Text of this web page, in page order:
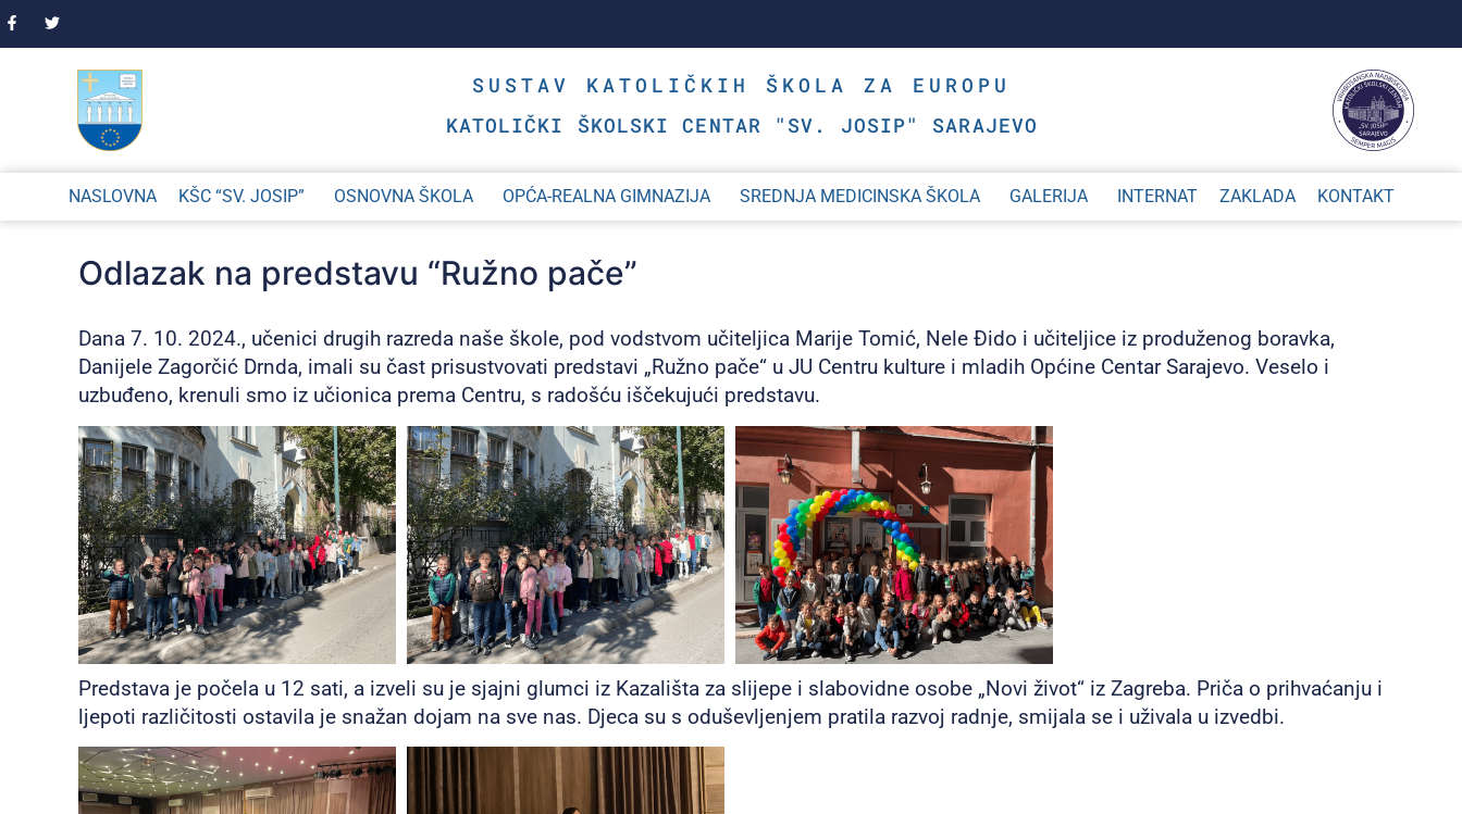
SUSTAV KATOLIČKIH ŠKOLA ZA EUROPU
KATOLIČKI ŠKOLSKI CENTAR "SV. JOSIP" SARAJEVO
NASLOVNA KŠC “SV. JOSIP” OSNOVNA ŠKOLA OPĆA-REALNA GIMNAZIJA SREDNJA MEDICINSKA ŠKOLA GALERIJA INTERNAT ZAKLADA KONTAKT
Odlazak na predstavu “Ružno pače”
Dana 7. 10. 2024., učenici drugih razreda naše škole, pod vodstvom učiteljica Marije Tomić, Nele Đido i učiteljice iz produženog boravka,
Danijele Zagorčić Drnda, imali su čast prisustvovati predstavi „Ružno pače“ u JU Centru kulture i mladih Općine Centar Sarajevo. Veselo i
uzbuđeno, krenuli smo iz učionica prema Centru, s radošću iščekujući predstavu.
Predstava je počela u 12 sati, a izveli su je sjajni glumci iz Kazališta za slijepe i slabovidne osobe „Novi život“ iz Zagreba. Priča o prihvaćanju i
ljepoti različitosti ostavila je snažan dojam na sve nas. Djeca su s oduševljenjem pratila razvoj radnje, smijala se i uživala u izvedbi.